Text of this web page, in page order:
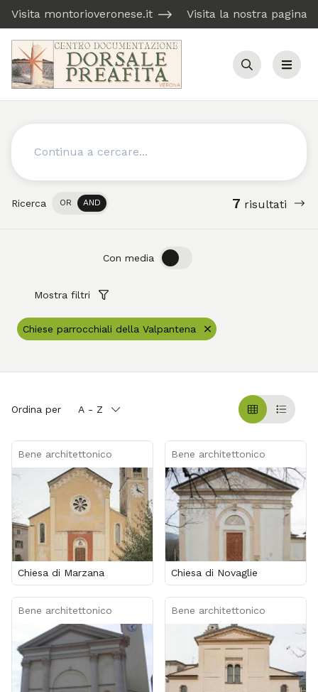
Visita montorioveronese.it Visita la nostra pagina
Cerca Menu
Cerca
Ricerca OR AND 7 risultati
Mostra filtri
Chiese parrocchiali della Valpantena
Con media OFF
Ordina per A - Z
GrigliaTable
Bene architettonico
Chiesa di Marzana
Bene architettonico
Chiesa di Novaglie
Bene architettonico Bene architettonico